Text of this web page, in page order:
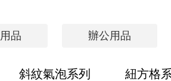
品 辦公用品
斜紋氣泡系列 紐方格